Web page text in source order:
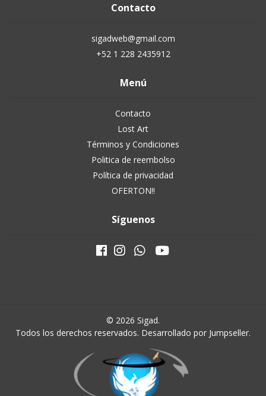
Contacto
sigadweb@gmail.com
+52 1 228 2435912
Menú
Contacto
Lost Art
Términos y Condiciones
Politica de reembolso
Política de privacidad
OFERTON!!
Síguenos
© 2026 Sigad.
Todos los derechos reservados. Desarrollado por Jumpseller.